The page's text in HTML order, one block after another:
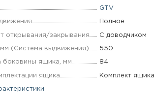
GTV
Полное
открывания/закрывания С доводчиком
(Система выдвижения) 550
боковины ящика, мм 84
ящика Комплект ящика